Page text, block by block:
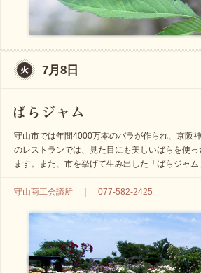
7月8日
守山市では年間4000万本のバラが作られ、京阪
のレストランでは、見た目にも美しいばらを使
ます。また、市を挙げて生み出した「ばらジャム
守山商工会議所 ｜ 077-582-2425